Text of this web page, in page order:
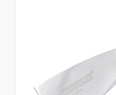
Nehezen hozzáférhető
Anyag: Króm-vanádium acél
Felület: Matt krómozott
Mérettartomány: 1,5–10 mm
Kivitel: Hosszított, gömbvégű
Kiszerelés: 9 db/készlet